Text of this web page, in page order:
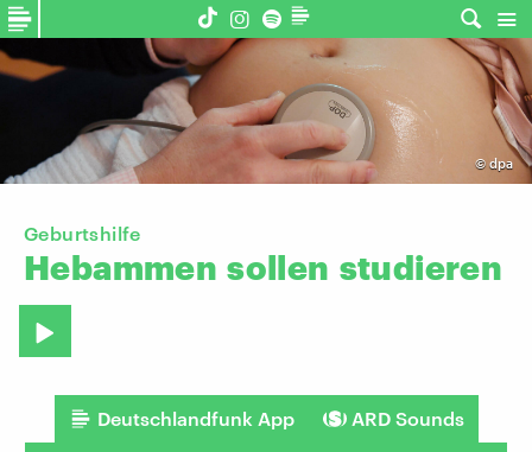
© dpa
Geburtshilfe
Hebammen sollen studieren
Deutschlandfunk App ARD Sounds